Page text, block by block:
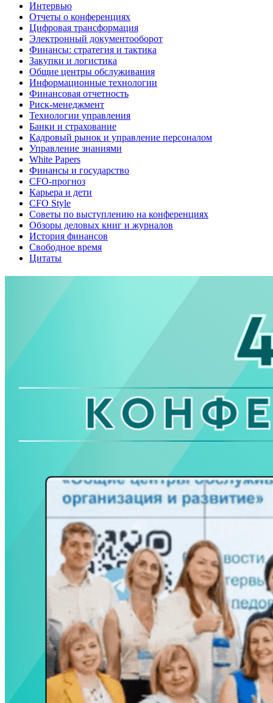
Интервью
Отчеты о конференциях
Цифровая трансформация
Электронный документооборот
Финансы: стратегия и тактика
Закупки и логистика
Общие центры обслуживания
Информационные технологии
Финансовая отчетность
Риск-менеджмент
Технологии управления
Банки и страхование
Кадровый рынок и управление персоналом
Управление знаниями
White Papers
Финансы и государство
CFO-прогноз
Карьера и дети
CFO Style
Советы по выступлению на конференциях
Обзоры деловых книг и журналов
История финансов
Свободное время
Цитаты